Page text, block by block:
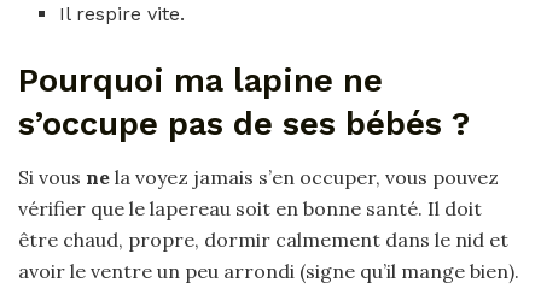
Il respire vite.
Pourquoi ma lapine ne
s’occupe pas de ses bébés ?
Si vous ne la voyez jamais s’en occuper, vous pouvez
vérifier que le lapereau soit en bonne santé. Il doit
être chaud, propre, dormir calmement dans le nid et
avoir le ventre un peu arrondi (signe qu’il mange bien).